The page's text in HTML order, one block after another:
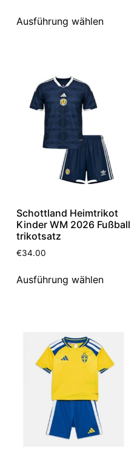
Ausführung wählen
Schottland Heimtrikot
Kinder WM 2026 Fußball
trikotsatz
€34.00
Ausführung wählen